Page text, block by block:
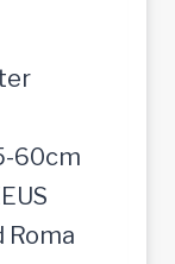
60cm
Roma